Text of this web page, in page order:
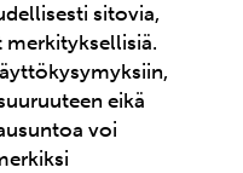
sitovia,
merkityksellisiä.
eikä
voi